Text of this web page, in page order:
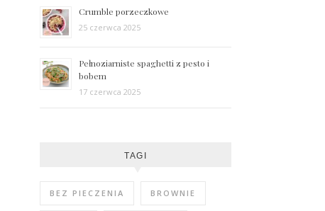
Crumble porzeczkowe
25 czerwca 2025
Pełnoziarniste spaghetti z pesto i
bobem
17 czerwca 2025
TAGI
BEZ PIECZENIA BROWNIE